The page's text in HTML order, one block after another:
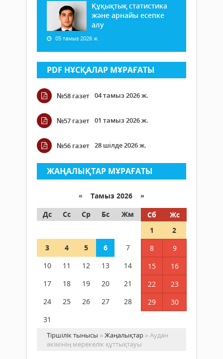
Құқықтық статистика
және арнайы есепке
алу
05 тамыз 2026 ж.
PDF НҰСҚАЛАР МҰРАҒАТЫ
№58 газет 04 тамыз 2026 ж.
№57 газет 01 тамыз 2026 ж.
№56 газет 28 шілде 2026 ж.
ЖАҢАЛЫҚТАР МҰРАҒАТЫ
« Тамыз 2026 »
Дс
Сс Ср Бс Жм Сб
Жс
1
2
3
4 5 6 7 8
9
10
11 12 13 14 15
16
17
18 19 20 21 22
23
24
25 26 27 28 29
30
31
Тіршілік тынысы »Жаңалықтар » Аудан
әкімінің мерекелік құттықтауы